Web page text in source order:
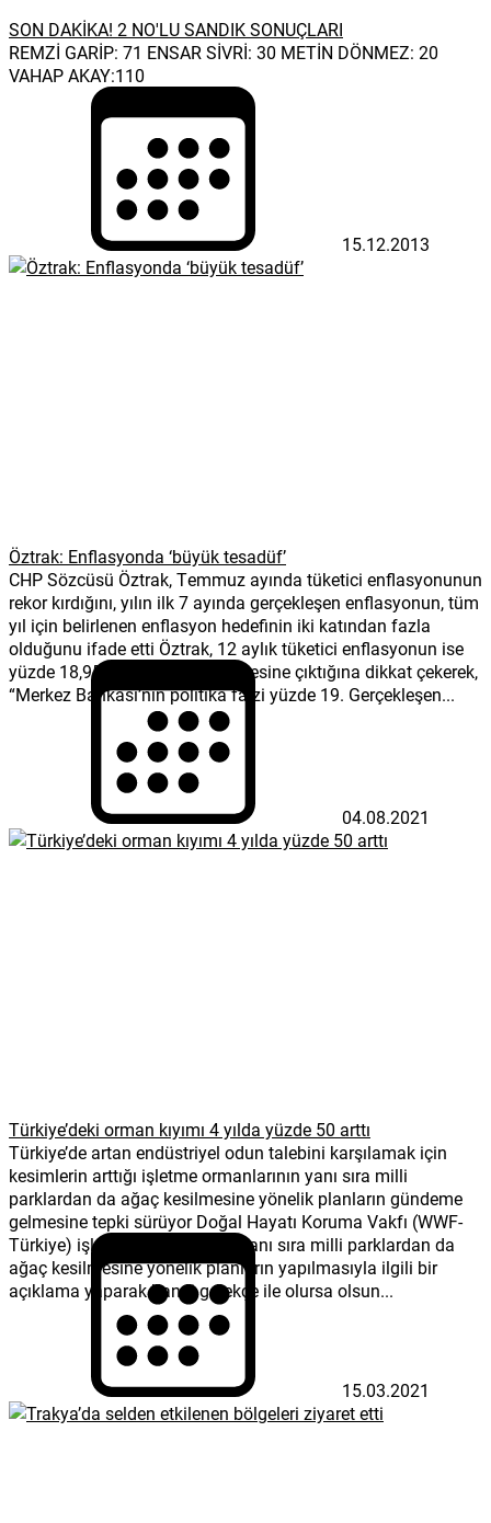
SON DAKİKA! 2 NO'LU SANDIK SONUÇLARI
REMZİ GARİP: 71 ENSAR SİVRİ: 30 METİN DÖNMEZ: 20
VAHAP AKAY:110
15.12.2013
Öztrak: Enflasyonda ‘büyük tesadüf’
CHP Sözcüsü Öztrak, Temmuz ayında tüketici enflasyonunun
rekor kırdığını, yılın ilk 7 ayında gerçekleşen enflasyonun, tüm
yıl için belirlenen enflasyon hedefinin iki katından fazla
olduğunu ifade etti Öztrak, 12 aylık tüketici enflasyonun ise
yüzde 18,95 ile son 27 ayın zirvesine çıktığına dikkat çekerek,
“Merkez Bankası’nın politika faizi yüzde 19. Gerçekleşen...
04.08.2021
Türkiye’deki orman kıyımı 4 yılda yüzde 50 arttı
Türkiye’de artan endüstriyel odun talebini karşılamak için
kesimlerin arttığı işletme ormanlarının yanı sıra milli
parklardan da ağaç kesilmesine yönelik planların gündeme
gelmesine tepki sürüyor Doğal Hayatı Koruma Vakfı (WWF-
Türkiye) işletme ormanlarının yanı sıra milli parklardan da
ağaç kesilmesine yönelik planların yapılmasıyla ilgili bir
açıklama yaparak hangi gerekçe ile olursa olsun...
15.03.2021